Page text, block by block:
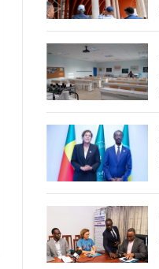
© Ministère du Cadre
de Vie et des
Transports, chargé du
Développement